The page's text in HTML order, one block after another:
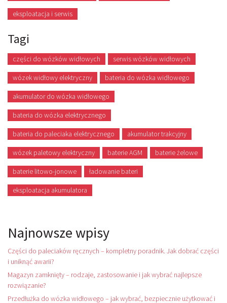
eksploatacja i serwis
Tagi
części do wózków widłowych serwis wózków widłowych
wózek widłowy elektryczny bateria do wózka widłowego
akumulator do wózka widłowego
bateria do wózka elektrycznego
bateria do paleciaka elektrycznego akumulator trakcyjny
wózek paletowy elektryczny baterie AGM baterie żelowe
baterie litowo-jonowe ładowanie bateri
eksploatacja akumulatora
Najnowsze wpisy
Części do paleciaków ręcznych – kompletny poradnik. Jak dobrać części
i uniknąć awarii?
Magazyn zamknięty – rodzaje, zastosowanie i jak wybrać najlepsze
rozwiązanie?
Przedłużka do wózka widłowego – jak wybrać, bezpiecznie użytkować i